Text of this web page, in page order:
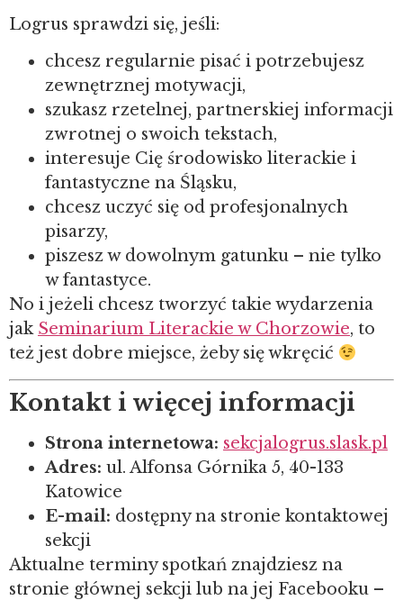
Logrus sprawdzi się, jeśli:
chcesz regularnie pisać i potrzebujesz
zewnętrznej motywacji,
szukasz rzetelnej, partnerskiej informacji
zwrotnej o swoich tekstach,
interesuje Cię środowisko literackie i
fantastyczne na Śląsku,
chcesz uczyć się od profesjonalnych
pisarzy,
piszesz w dowolnym gatunku – nie tylko
w fantastyce.
No i jeżeli chcesz tworzyć takie wydarzenia
jak Seminarium Literackie w Chorzowie, to
też jest dobre miejsce, żeby się wkręcić
Kontakt i więcej informacji
Strona internetowa: sekcjalogrus.slask.pl
Adres: ul. Alfonsa Górnika 5, 40-133
Katowice
E-mail: dostępny na stronie kontaktowej
sekcji
Aktualne terminy spotkań znajdziesz na
stronie głównej sekcji lub na jej Facebooku –